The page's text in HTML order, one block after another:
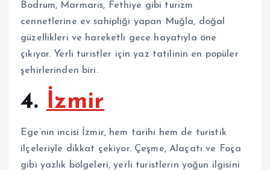
Bodrum, Marmaris, Fethiye gibi turizm
cennetlerine ev sahipliği yapan Muğla, doğal
güzellikleri ve hareketli gece hayatıyla öne
çıkıyor. Yerli turistler için yaz tatilinin en popüler
şehirlerinden biri.
4. İzmir
Ege’nin incisi İzmir, hem tarihi hem de turistik
ilçeleriyle dikkat çekiyor. Çeşme, Alaçatı ve Foça
gibi yazlık bölgeleri, yerli turistlerin yoğun ilgisini